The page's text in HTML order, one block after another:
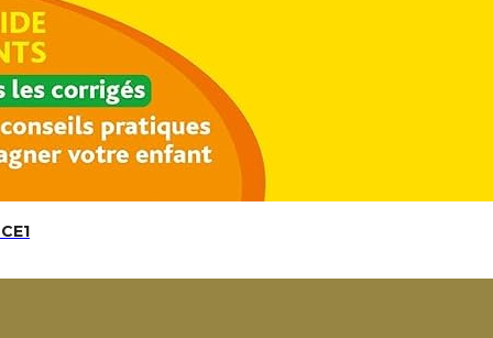
Dessins Fashion Des Robes Pour Les Amoureux
Pour Ados Et Adultes